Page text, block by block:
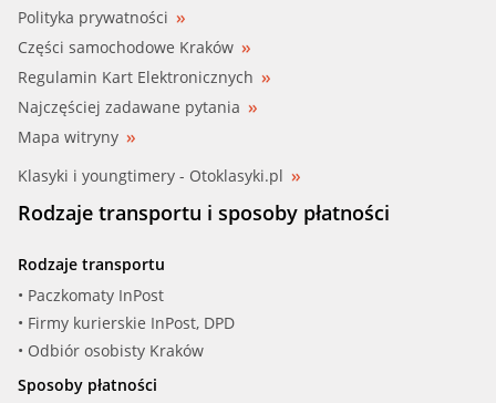
Polityka prywatności
Części samochodowe Kraków
Regulamin Kart Elektronicznych
Najczęściej zadawane pytania
Mapa witryny
Klasyki i youngtimery - Otoklasyki.pl
Rodzaje transportu i sposoby płatności
Rodzaje transportu
• Paczkomaty InPost
• Firmy kurierskie InPost, DPD
• Odbiór osobisty Kraków
Sposoby płatności